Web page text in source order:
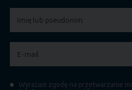
Wyrażam zgodę na przetwarzanie